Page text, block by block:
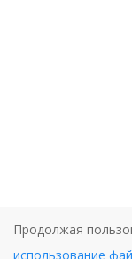
Продолжая
использование